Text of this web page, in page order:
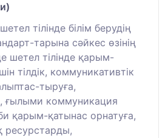
тілінде білім берудің
тарына сәйкес өзінің
шетел тілінде қарым-
тілдік, коммуникативтік
тыруға,
ғылыми коммуникация
қарым-қатынас орнатуға,
ресурстарды,